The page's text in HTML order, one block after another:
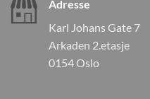
Adresse
Karl Johans Gate 7
Arkaden 2.etasje
0154 Oslo